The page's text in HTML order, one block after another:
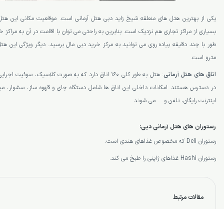
یکی از بهترین هتل های منطقه شیخ زاید دبی هتل آرمانی است. موقعیت مکانی این
بسیاری از مراکز تجاری هم نزدیک است. بنابرین به راحتی می توان با اقامت در آن به
طور با چند دقیقه پیاده روی می توانید به مرکز خرید دبی مال برسید. دیگر ویژگی این
مترو است.
اتاق های هتل آرمانی
: هتل به طور کلی 160 اتاق دارد که به صورت کلاسیک،
در دسترس هستند. امکانات داخلی این اتاق ها شامل دستگاه چای و قهوه ساز، سشوار،
اینترنت رایگان، تلفن و … می شوند.
رستوران های هتل آرمانی دبی:
رستوران Deli که مخصوص غذاهای هندی است.
رستوران Hashi غذاهای ژاپنی را طبخ می کند.
مقالات مرتبط